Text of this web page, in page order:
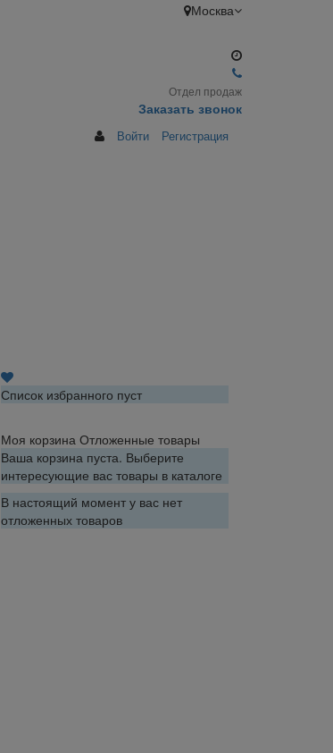
Москва
Отдел продаж
Заказать звонок
Войти Регистрация
Список избранного пуст
Моя корзина Отложенные товары
Ваша корзина пуста. Выберите
интересующие вас товары в каталоге
В настоящий момент у вас нет
отложенных товаров